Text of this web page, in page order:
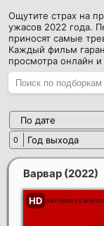
Ощутите страх на
ужасов 2022 года.
приносят самые
Каждый фильм
просмотра онлайн
По дате
0 Год выхода
Варвар (2022)